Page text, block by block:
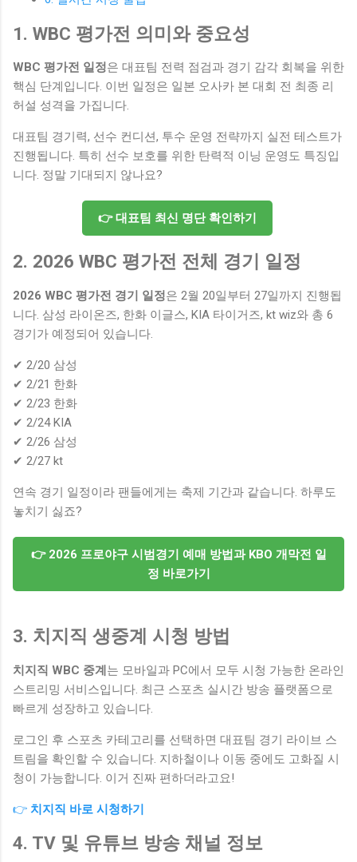
1. WBC 평가전 의미와 중요성
WBC 평가전 일정은 대표팀 전력 점검과 경기 감각 회복을 위한
핵심 단계입니다. 이번 일정은 일본 오사카 본 대회 전 최종 리
허설 성격을 가집니다.
대표팀 경기력, 선수 컨디션, 투수 운영 전략까지 실전 테스트가
진행됩니다. 특히 선수 보호를 위한 탄력적 이닝 운영도 특징입
니다. 정말 기대되지 않나요?
👉 대표팀 최신 명단 확인하기
2. 2026 WBC 평가전 전체 경기 일정
2026 WBC 평가전 경기 일정은 2월 20일부터 27일까지 진행됩
니다. 삼성 라이온즈, 한화 이글스, KIA 타이거즈, kt wiz와 총 6
경기가 예정되어 있습니다.
✔ 2/20 삼성
✔ 2/21 한화
✔ 2/23 한화
✔ 2/24 KIA
✔ 2/26 삼성
✔ 2/27 kt
연속 경기 일정이라 팬들에게는 축제 기간과 같습니다. 하루도
놓치기 싫죠?
👉 2026 프로야구 시범경기 예매 방법과 KBO 개막전 일
정 바로가기
3. 치지직 생중계 시청 방법
치지직 WBC 중계 는 모바일과 PC에서 모두 시청 가능한 온라인
스트리밍 서비스입니다. 최근 스포츠 실시간 방송 플랫폼으로
빠르게 성장하고 있습니다.
로그인 후 스포츠 카테고리를 선택하면 대표팀 경기 라이브 스
트림을 확인할 수 있습니다. 지하철이나 이동 중에도 고화질 시
청이 가능합니다. 이거 진짜 편하더라고요!
👉 치지직 바로 시청하기
4. TV 및 유튜브 방송 채널 정보